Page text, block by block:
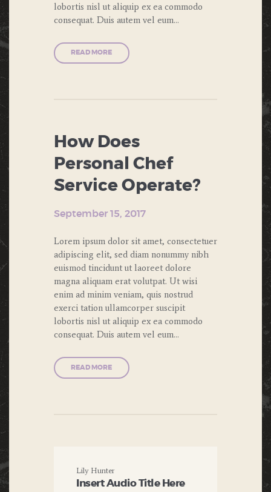
lobortis nisl ut aliquip ex ea commodo
consequat. Duis autem vel eum…
READ MORE
How Does
Personal Chef
Service Operate?
September 15, 2017
Lorem ipsum dolor sit amet, consectetuer
adipiscing elit, sed diam nonummy nibh
euismod tincidunt ut laoreet dolore
magna aliquam erat volutpat. Ut wisi
enim ad minim veniam, quis nostrud
exerci tation ullamcorper suscipit
lobortis nisl ut aliquip ex ea commodo
consequat. Duis autem vel eum…
READ MORE
Lily Hunter
Insert Audio Title Here